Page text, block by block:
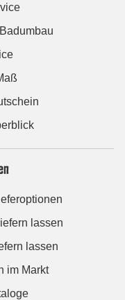
lassen
lassen
im Markt